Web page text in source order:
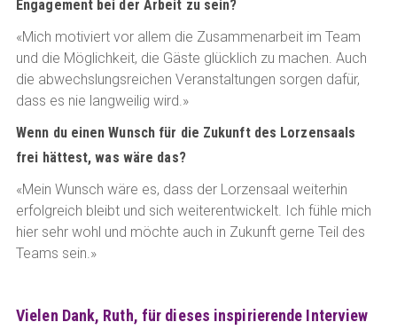
Engagement bei der Arbeit zu sein?
«Mich motiviert vor allem die Zusammenarbeit im Team
und die Möglichkeit, die Gäste glücklich zu machen. Auch
die abwechslungsreichen Veranstaltungen sorgen dafür,
dass es nie langweilig wird.»
Wenn du einen Wunsch für die Zukunft des Lorzensaals
frei hättest, was wäre das?
«Mein Wunsch wäre es, dass der Lorzensaal weiterhin
erfolgreich bleibt und sich weiterentwickelt. Ich fühle mich
hier sehr wohl und möchte auch in Zukunft gerne Teil des
Teams sein.»
Vielen Dank, Ruth, für dieses inspirierende Interview